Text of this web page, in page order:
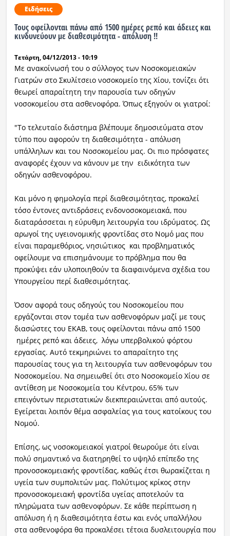
Ειδήσεις
Τους οφείλονται πάνω από 1500 ημέρες ρεπό και άδειες και
κινδυνεύουν με διαθεσιμότητα - απόλυση !!
Τετάρτη, 04/12/2013 - 10:19
Με ανακοίνωσή του ο σύλλογος των Νοσοκομειακών
Γιατρών στο Σκυλίτσειο νοσοκομείο της Χίου, τονίζει ότι
θεωρεί απαραίτητη την παρουσία των οδηγών
νοσοκομείου στα ασθενοφόρα. Όπως εξηγούν οι γιατροί:
"Το τελευταίο διάστημα βλέπουμε δημοσιεύματα στον
τύπο που αφορούν τη διαθεσιμότητα - απόλυση
υπάλληλων και του Νοσοκομείου μας. Οι πιο πρόσφατες
αναφορές έχουν να κάνουν με την ειδικότητα των
οδηγών ασθενοφόρου.
Και μόνο η φημολογία περί διαθεσιμότητας, προκαλεί
τόσο έντονες αντιδράσεις ενδονοσοκομειακά, που
διαταράσσεται η εύρυθμη λειτουργία του ιδρύματος. Ως
αρωγοί της υγειονομικής φροντίδας στο Νομό μας που
είναι παραμεθόριος, νησιώτικος και προβληματικός
οφείλουμε να επισημάνουμε το πρόβλημα που θα
προκύψει εάν υλοποιηθούν τα διαφαινόμενα σχέδια του
Υπουργείου περί διαθεσιμότητας.
Όσον αφορά τους οδηγούς του Νοσοκομείου που
εργάζονται στον τομέα των ασθενοφόρων μαζί με τους
διασώστες του ΕΚΑΒ, τους οφείλονται πάνω από 1500
ημέρες ρεπό και άδειες, λόγω υπερβολικού φόρτου
εργασίας. Αυτό τεκμηριώνει το απαραίτητο της
παρουσίας τους για τη λειτουργία των ασθενοφόρων του
Νοσοκομείου. Να σημειωθεί ότι στο Νοσοκομείο Χίου σε
αντίθεση με Νοσοκομεία του Κέντρου, 65% των
επειγόντων περιστατικών διεκπεραιώνεται από αυτούς.
Εγείρεται λοιπόν θέμα ασφαλείας για τους κατοίκους του
Νομού.
Επίσης, ως νοσοκομειακοί γιατροί θεωρούμε ότι είναι
πολύ σημαντικό να διατηρηθεί το υψηλό επίπεδο της
προνοσοκομειακής φροντίδας, καθώς έτσι θωρακίζεται η
υγεία των συμπολιτών μας. Πολύτιμος κρίκος στην
προνοσοκομειακή φροντίδα υγείας αποτελούν τα
πληρώματα των ασθενοφόρων. Σε κάθε περίπτωση η
απόλυση ή η διαθεσιμότητα έστω και ενός υπαλλήλου
στα ασθενοφόρα θα προκαλέσει τέτοια δυσλειτουργία που